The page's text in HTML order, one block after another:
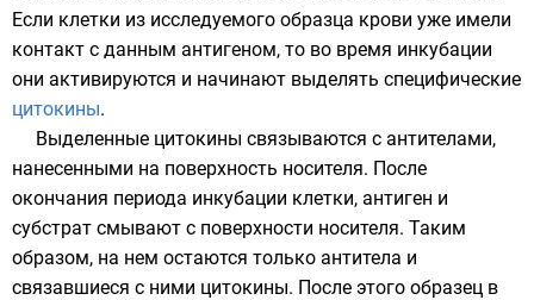
Если клетки из исследуемого образца крови уже имели
контакт с данным антигеном, то во время инкубации
они активируются и начинают выделять специфические
цитокины.
Выделенные цитокины связываются с антителами,
нанесенными на поверхность носителя. После
окончания периода инкубации клетки, антиген и
субстрат смывают с поверхности носителя. Таким
образом, на нем остаются только антитела и
связавшиеся с ними цитокины. После этого образец в